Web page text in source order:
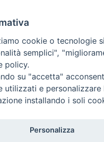
diritti riservati - Vita
cookie o tecnologie
semplici",
policy.
su "accetta"
utilizzati e
installando i soli
Personalizza